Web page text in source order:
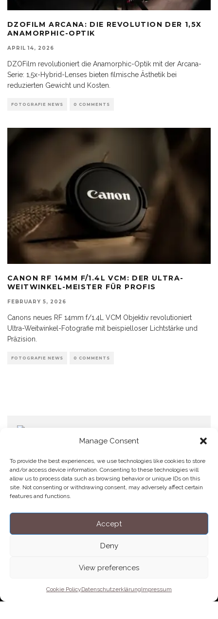
Manage Consent
To provide the best experiences, we use technologies like cookies to store
and/or access device information. Consenting to these technologies will
allow us to process data such as browsing behavior or unique IDs on this
site. Not consenting or withdrawing consent, may adversely affect certain
features and functions.
Accept
Deny
View preferences
Cookie PolicyDatenschutzerklärungImpressum
DZOFILM ARCANA: DIE REVOLUTION DER 1,5X
ANAMORPHIC-OPTIK
APRIL 14, 2026
DZOFilm revolutioniert die Anamorphic-Optik mit der Arcana-
Serie: 1,5x-Hybrid-Lenses bieten filmische Ästhetik bei
reduzierten Gewicht und Kosten.
FOTOGRAFIE NEWS 0 COMMENTS
CANON RF 14MM F/1.4L VCM: DER ULTRA-
WEITWINKEL-MEISTER FÜR PROFIS
FEBRUARY 5, 2026
Canons neues RF 14mm f/1.4L VCM Objektiv revolutioniert
Ultra-Weitwinkel-Fotografie mit beispielloser Lichtstärke und
Präzision.
FOTOGRAFIE NEWS 0 COMMENTS
Home
Datenschutzerklärung
Impressum
Cookie Policy (EU)